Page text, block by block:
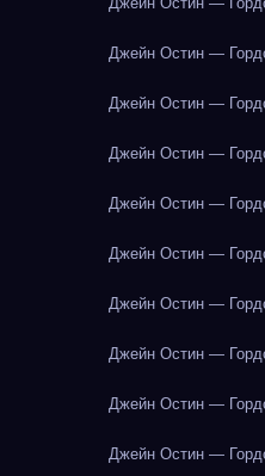
Джейн Остин —
Джейн Остин —
Джейн Остин —
Джейн Остин —
Джейн Остин —
Джейн Остин —
Джейн Остин —
Джейн Остин —
Джейн Остин —